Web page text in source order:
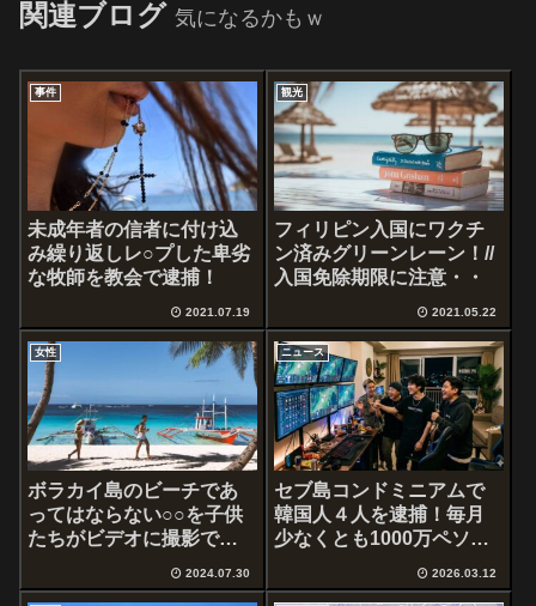
関連ブログ 気になるかもｗ
事件
未成年者の信者に付け込
み繰り返しレ○プした卑劣
な牧師を教会で逮捕！
2021.07.19
観光
フィリピン入国にワクチ
ン済みグリーンレーン！//
入国免除期限に注意・・
2021.05.22
女性
ボラカイ島のビーチであ
ってはならない○○を子供
たちがビデオに撮影で騒
2024.07.30
ニュース
セブ島コンドミニアムで
韓国人４人を逮捕！毎月
少なくとも1000万ペソ稼
2026.03.12